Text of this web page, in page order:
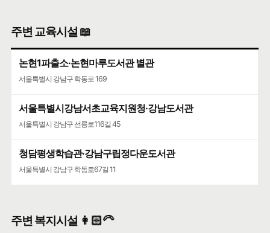
서울특별시 강남구 학동로 445
청담병원
서울특별시 강남구 삼성로147길 46
주변 교육시설 📖
논현1파출소·논현마루도서관 별관
서울특별시 강남구 학동로 169
서울특별시강남서초교육지원청·강남도서관
서울특별시 강남구 선릉로116길 45
청담평생학습관·강남구립정다운도서관
서울특별시 강남구 학동로67길 11
주변 복지시설 👩🏻‍🦳